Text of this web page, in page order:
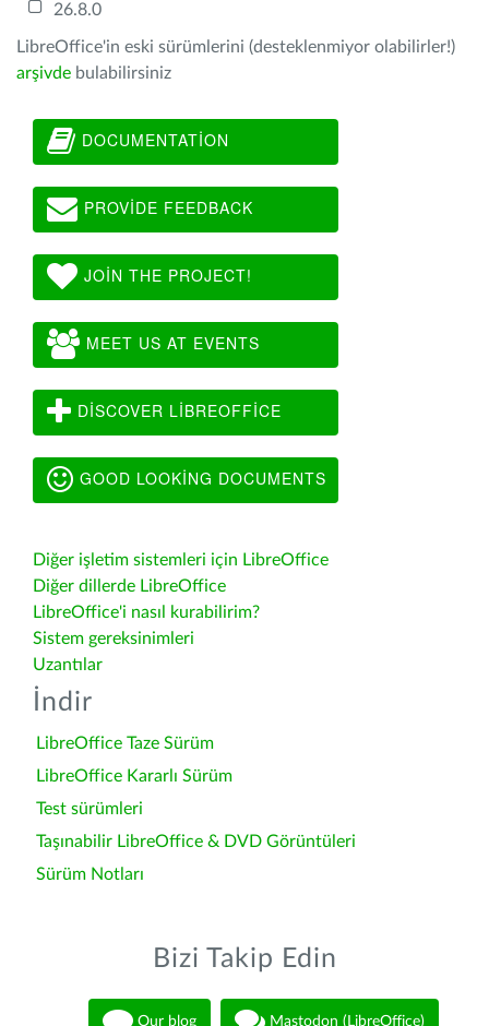
26.8.0
LibreOffice'in eski sürümlerini (desteklenmiyor olabilirler!)
arşivde bulabilirsiniz
DOCUMENTATION
PROVIDE FEEDBACK
JOIN THE PROJECT!
MEET US AT EVENTS
DISCOVER LIBREOFFICE
GOOD LOOKING DOCUMENTS
Diğer işletim sistemleri için LibreOffice
Diğer dillerde LibreOffice
LibreOffice'i nasıl kurabilirim?
Sistem gereksinimleri
Uzantılar
İndir
LibreOffice Taze Sürüm
LibreOffice Kararlı Sürüm
Test sürümleri
Taşınabilir LibreOffice & DVD Görüntüleri
Sürüm Notları
Bizi Takip Edin
Our blog Mastodon (LibreOffice)